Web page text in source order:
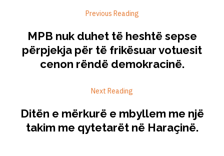
Previous Reading
MPB nuk duhet të heshtë sepse
përpjekja për të frikësuar votuesit
cenon rëndë demokracinë.
Next Reading
Ditën e mërkurë e mbyllem me një
takim me qytetarët në Haraçinë.